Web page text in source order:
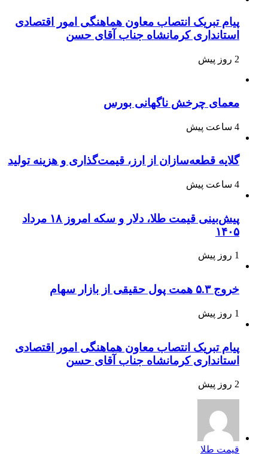
پیام تبریک انتصاب معاون هماهنگی امور اقتصادی
استانداری کرمانشاه جناب آقای حسن
2 روز پیش
معمای چرخش ناگهانی بورس
4 ساعت پیش
گلایه قطعه‌سازان از ارز، قیمت‌گذاری و هزینه تولید
4 ساعت پیش
پیش‌بینی قیمت طلا، دلار و سکه امروز ۱۸ مرداد
۱۴۰۵
1 روز پیش
خروج ۵.۳ همت پول حقیقی از بازار سهام
1 روز پیش
پیام تبریک انتصاب معاون هماهنگی امور اقتصادی
استانداری کرمانشاه جناب آقای حسن
2 روز پیش
قیمت طلا